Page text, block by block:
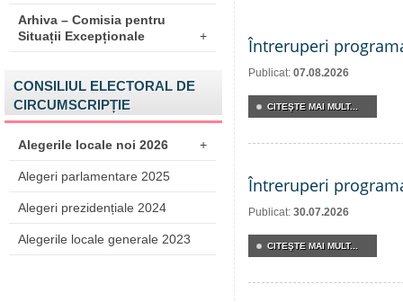
Arhiva – Comisia pentru
Situații Excepționale
+
CONSILIUL ELECTORAL DE
CIRCUMSCRIPȚIE
Alegerile locale noi 2026 +
Alegeri parlamentare 2025
Alegeri prezidențiale 2024
Alegerile locale generale 2023
Întreruperi
Publicat: 07.08.2026
CITEŞTE MAI MULT...
Întreruperi
Publicat: 30.07.2026
CITEŞTE MAI MULT...